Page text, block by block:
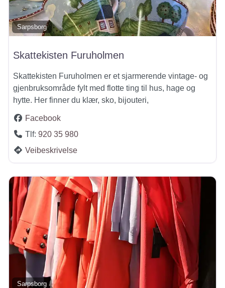
Sarpsborg
Skattekisten Furuholmen
Skattekisten Furuholmen er et sjarmerende vintage- og
gjenbruksområde fylt med flotte ting til hus, hage og
hytte. Her finner du klær, sko, bijouteri,
Facebook
Tlf: 920 35 980
Veibeskrivelse
Sarpsborg